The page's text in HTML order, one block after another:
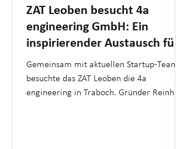
ZAT Leoben besucht 4a
engineering GmbH: Ein
inspirierender Austausch für
Gründer
Gemeinsam mit aktuellen Startup-Teams
besuchte das ZAT Leoben die 4a
engineering in Traboch. Gründer Reinhard